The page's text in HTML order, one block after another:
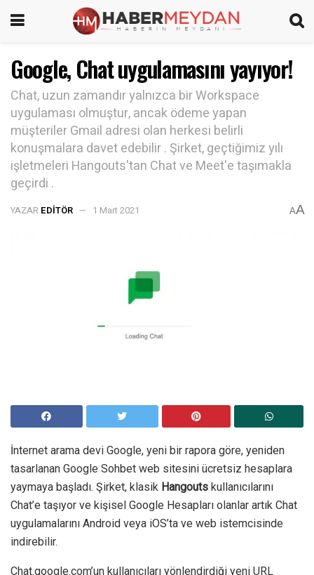
Google, Chat uygulamasını yayıyor!
Chat, uzun zamandır yalnızca bir Workspace
uygulaması olmuştur, ancak ödeme yapan
müşteriler Gmail adresi olan herkesi belirli
konuşmalara davet edebilir . Şirket, geçtiğimiz yılı
işletmeleri Hangouts'tan Chat ve Meet'e taşımakla
geçirdi .
YAZAR EDITÖR 1 Mart 2021 AA
İnternet arama devi Google, yeni bir rapora göre, yeniden
tasarlanan Google Sohbet web sitesini ücretsiz hesaplara
yaymaya başladı. Şirket, klasik Hangouts kullanıcılarını
Chat’e taşıyor ve kişisel Google Hesapları olanlar artık Chat
uygulamalarını Android veya iOS’ta ve web istemcisinde
indirebilir.
Chat.google.com’un kullanıcıları yönlendirdiği yeni URL